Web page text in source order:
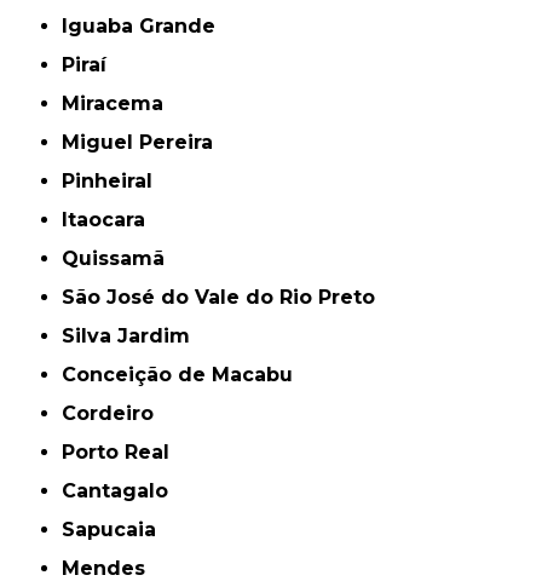
Iguaba Grande
Piraí
Miracema
Miguel Pereira
Pinheiral
Itaocara
Quissamã
São José do Vale do Rio Preto
Silva Jardim
Conceição de Macabu
Cordeiro
Porto Real
Cantagalo
Sapucaia
Mendes